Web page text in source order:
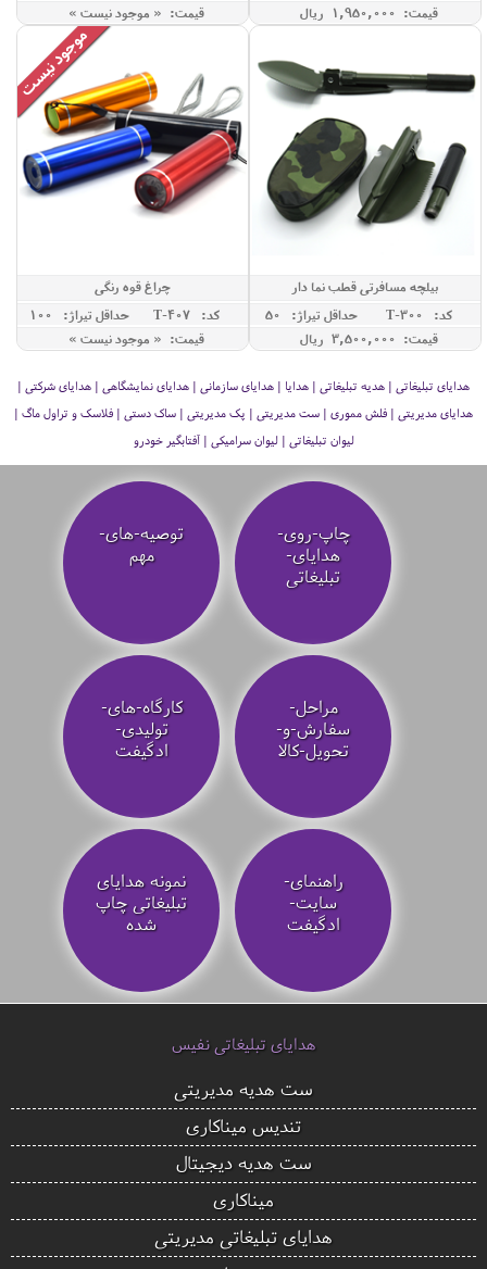
قیمت: 1,950,000 ريال
قیمت: « موجود نیست »
بیلچه مسافرتی قطب نما دار
کد: T-300
حداقل تيراژ: 50
قیمت: 3,500,000 ريال
چراغ قوه رنگی
کد: T-407
حداقل تيراژ: 100
قیمت: « موجود نیست »
هدایای تبلیغاتی | هدیه تبلیغاتی | هدایا | هدایای سازمانی | هدایای نمایشگاهی | هدایای شرکتی |
هدایای مدیریتی | فلش مموری | ست مدیریتی | پک مدیریتی | ساک دستی | فلاسک و تراول ماگ |
لیوان تبلیغاتی | لیوان سرامیکی | آفتابگیر خودرو
چاپ-روی-
هدایای-
تبلیغاتی
توصیه‌-های-
مهم
مراحل-
سفارش-و-
تحویل-کالا
کارگاه-های-
تولیدی-
ادگیفت
راهنمای-
سایت-
ادگیفت
نمونه هدایای
تبلیغاتی چاپ
شده
هدایای تبلیغاتی نفیس
ست هدیه مدیریتی
تندیس میناکاری
ست هدیه دیجیتال
میناکاری
هدایای تبلیغاتی مدیریتی